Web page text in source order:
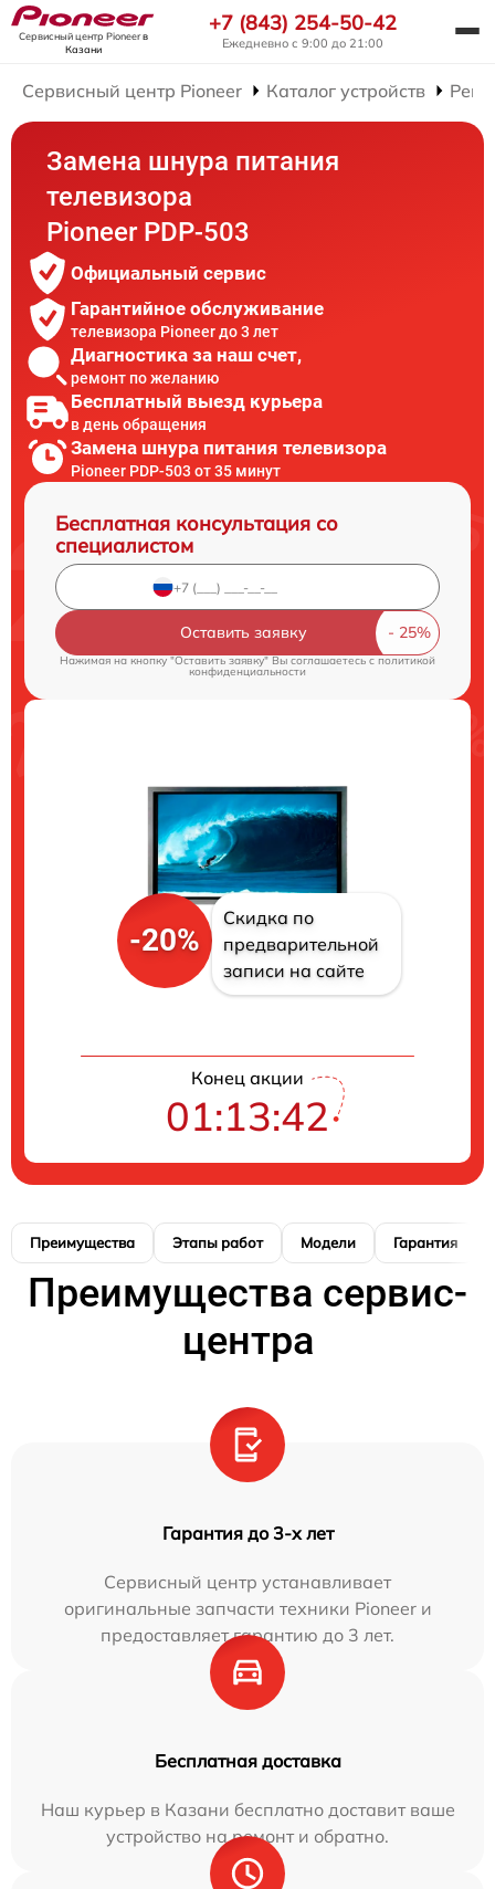
Сервисный центр Pioneerв
Казани
+7 (843) 254-50-42
Ежедневно с 9:00 до 21:00
Сервисный центр Pioneer Каталог устройств
Замена шнура питания
телевизора
Pioneer PDP-503
Официальный сервис
Гарантийное обслуживание
телевизора Pioneer до 3 лет
Диагностика за наш счет,
ремонт по желанию
Бесплатный выезд курьера
в день обращения
Замена шнура питания телевизора
Pioneer PDP-503 от 35 минут
Бесплатная консультация со
специалистом
Оставить заявку
Нажимая на кнопку "Оставить заявку" Вы соглашаетесь c политикой
конфиденциальности
-20%
Скидка по
предварительной
записи на сайте
Конец акции
01:13:41
Преимущества Этапы работ Модели Гарантия
Преимущества сервис-
центра
Гарантия до 3-х лет
Сервисный центр устанавливает
оригинальные запчасти техники Pioneer и
предоставляет гарантию до 3 лет.
Бесплатная доставка
Наш курьер в Казани бесплатно доставит ваше
устройство на ремонт и обратно.